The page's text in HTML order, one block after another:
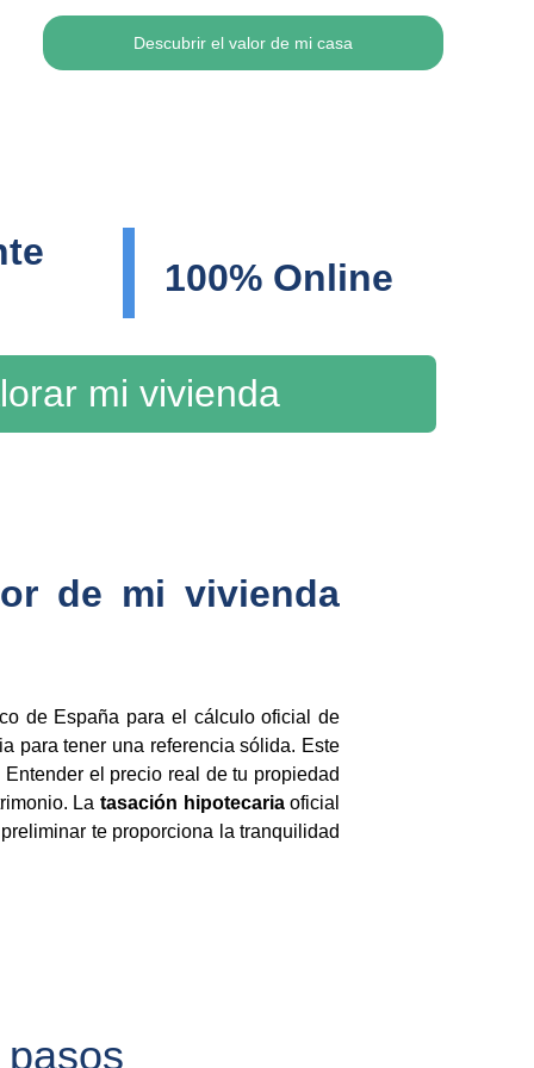
Descubrir el valor de mi casa
mi vivienda
100% Online
de mi vivienda
de España para el cálculo oficial de
para tener una referencia sólida. Este
el precio real de tu propiedad
La tasación hipotecariaoficial
te proporciona la tranquilidad